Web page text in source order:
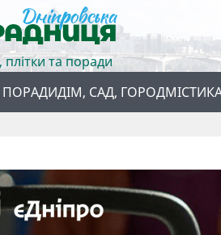
та поради
ПОРАДИДІМ, САД, ГОРОД